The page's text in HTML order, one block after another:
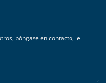
póngase en contacto, le